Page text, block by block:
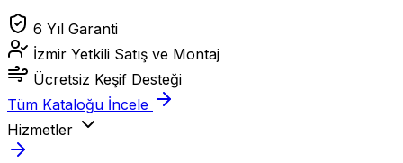
6 Yıl Garanti
İzmir Yetkili Satış ve Montaj
Ücretsiz Keşif Desteği
Tüm Kataloğu İncele
Hizmetler